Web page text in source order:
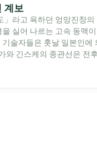
계보
」라고 욕하던 엉망진창의
을 실어 나르는 고속 동맥
기술자들은 훗날 일본인에
와 긴스케의 종관선은 전
다. 세대마다 앞선 세대의
코 세대에 이르러서야 원